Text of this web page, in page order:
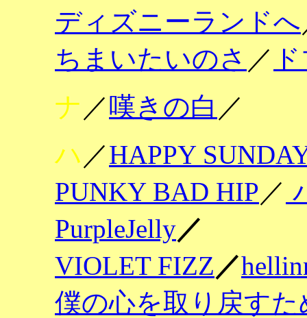
ディズニーランドへ
ちまいたいのさ ／
ナ ／嘆きの白 ／
ハ ／HAPPY
PUNKY BAD HIP／
PurpleJelly／
VIOLET FIZZ／
僕の心を取り戻すた